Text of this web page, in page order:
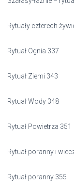
Rytuały czterech
Rytuał Ognia 337
Rytuał Ziemi 343
Rytuał Wody 348
Rytuał Powietrza 351
Rytuał poranny i
Rytuał poranny 355